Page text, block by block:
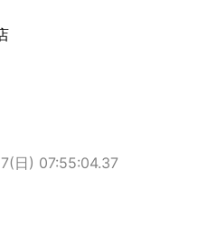
日) 07:55:04.37